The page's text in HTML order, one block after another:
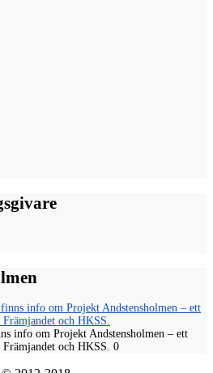
info om Projekt Andstensholmen – ett
Främjandet och HKSS. 0